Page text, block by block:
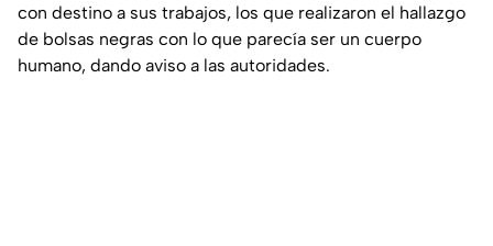
con destino a sus trabajos, los que realizaron el hallazgo
de bolsas negras con lo que parecía ser un cuerpo
humano, dando aviso a las autoridades.